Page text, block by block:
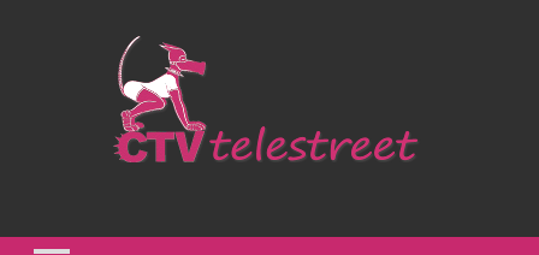
al presente. – Gilles Deleuze